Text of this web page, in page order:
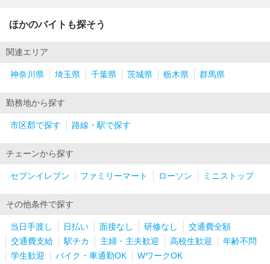
ほかのバイトも探そう
関連エリア
神奈川県 埼玉県 千葉県 茨城県 栃木県 群馬県
勤務地から探す
市区郡で探す 路線・駅で探す
チェーンから探す
セブンイレブン ファミリーマート ローソン ミニストップ
その他条件で探す
当日手渡し 日払い 面接なし 研修なし
交通費全額
交通費支給
駅チカ 主婦・主夫歓迎 高校生歓迎
年齢不問
学生歓迎
バイク・車通勤OK WワークOK